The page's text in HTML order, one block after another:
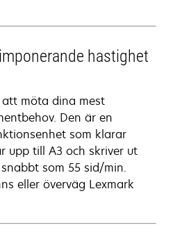
hastighet
möta dina mest
Den är en
som klarar
upp till A3 och skriver ut
som 55 sid/min.
eller överväg Lexmark